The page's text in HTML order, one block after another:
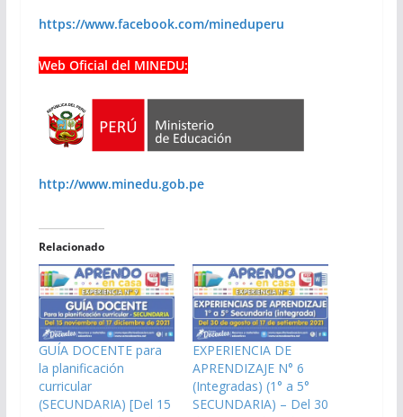
https://www.facebook.com/mineduperu
Web Oficial del MINEDU:
http://www.minedu.gob.pe
Relacionado
GUÍA DOCENTE para
la planificación
curricular
(SECUNDARIA) [Del 15
EXPERIENCIA DE
APRENDIZAJE N° 6
(Integradas) (1° a 5°
SECUNDARIA) – Del 30